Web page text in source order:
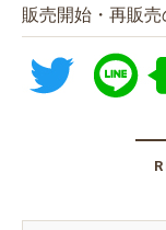
販売開始・再販